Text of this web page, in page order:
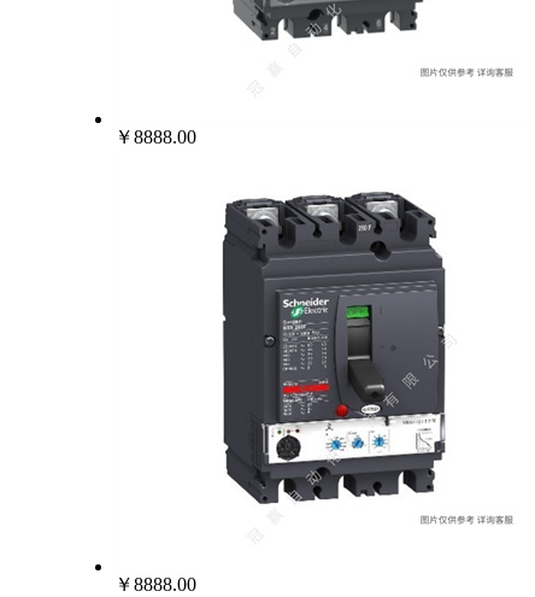
￥8888.00
￥8888.00